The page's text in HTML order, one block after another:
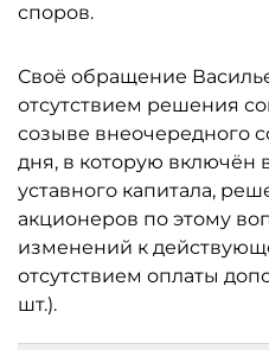
споров.
Своё обращение
отсутствием решения
созыве внеочередного
дня, в которую включён
уставного капитала,
акционеров по этому
изменений к
отсутствием оплаты
шт.).